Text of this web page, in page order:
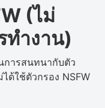
(ไม่
ทำงาน)
การสนทนากับตัว
ด้ใช้ตัวกรอง NSFW